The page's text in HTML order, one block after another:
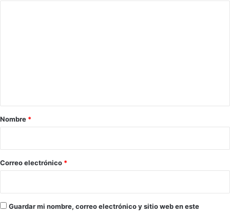
r
*
Nombre *
Correo electrónico *
Guardar mi nombre, correo electrónico y sitio web en este